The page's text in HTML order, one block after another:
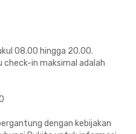
08.00 hingga 20.00.
check-in maksimal adalah
dengan kebijakan